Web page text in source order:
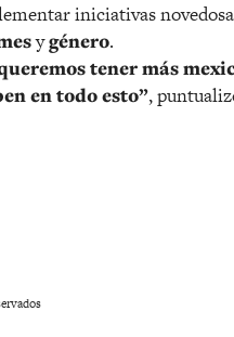
iniciativas
ygénero.
tener más
en todo esto”,